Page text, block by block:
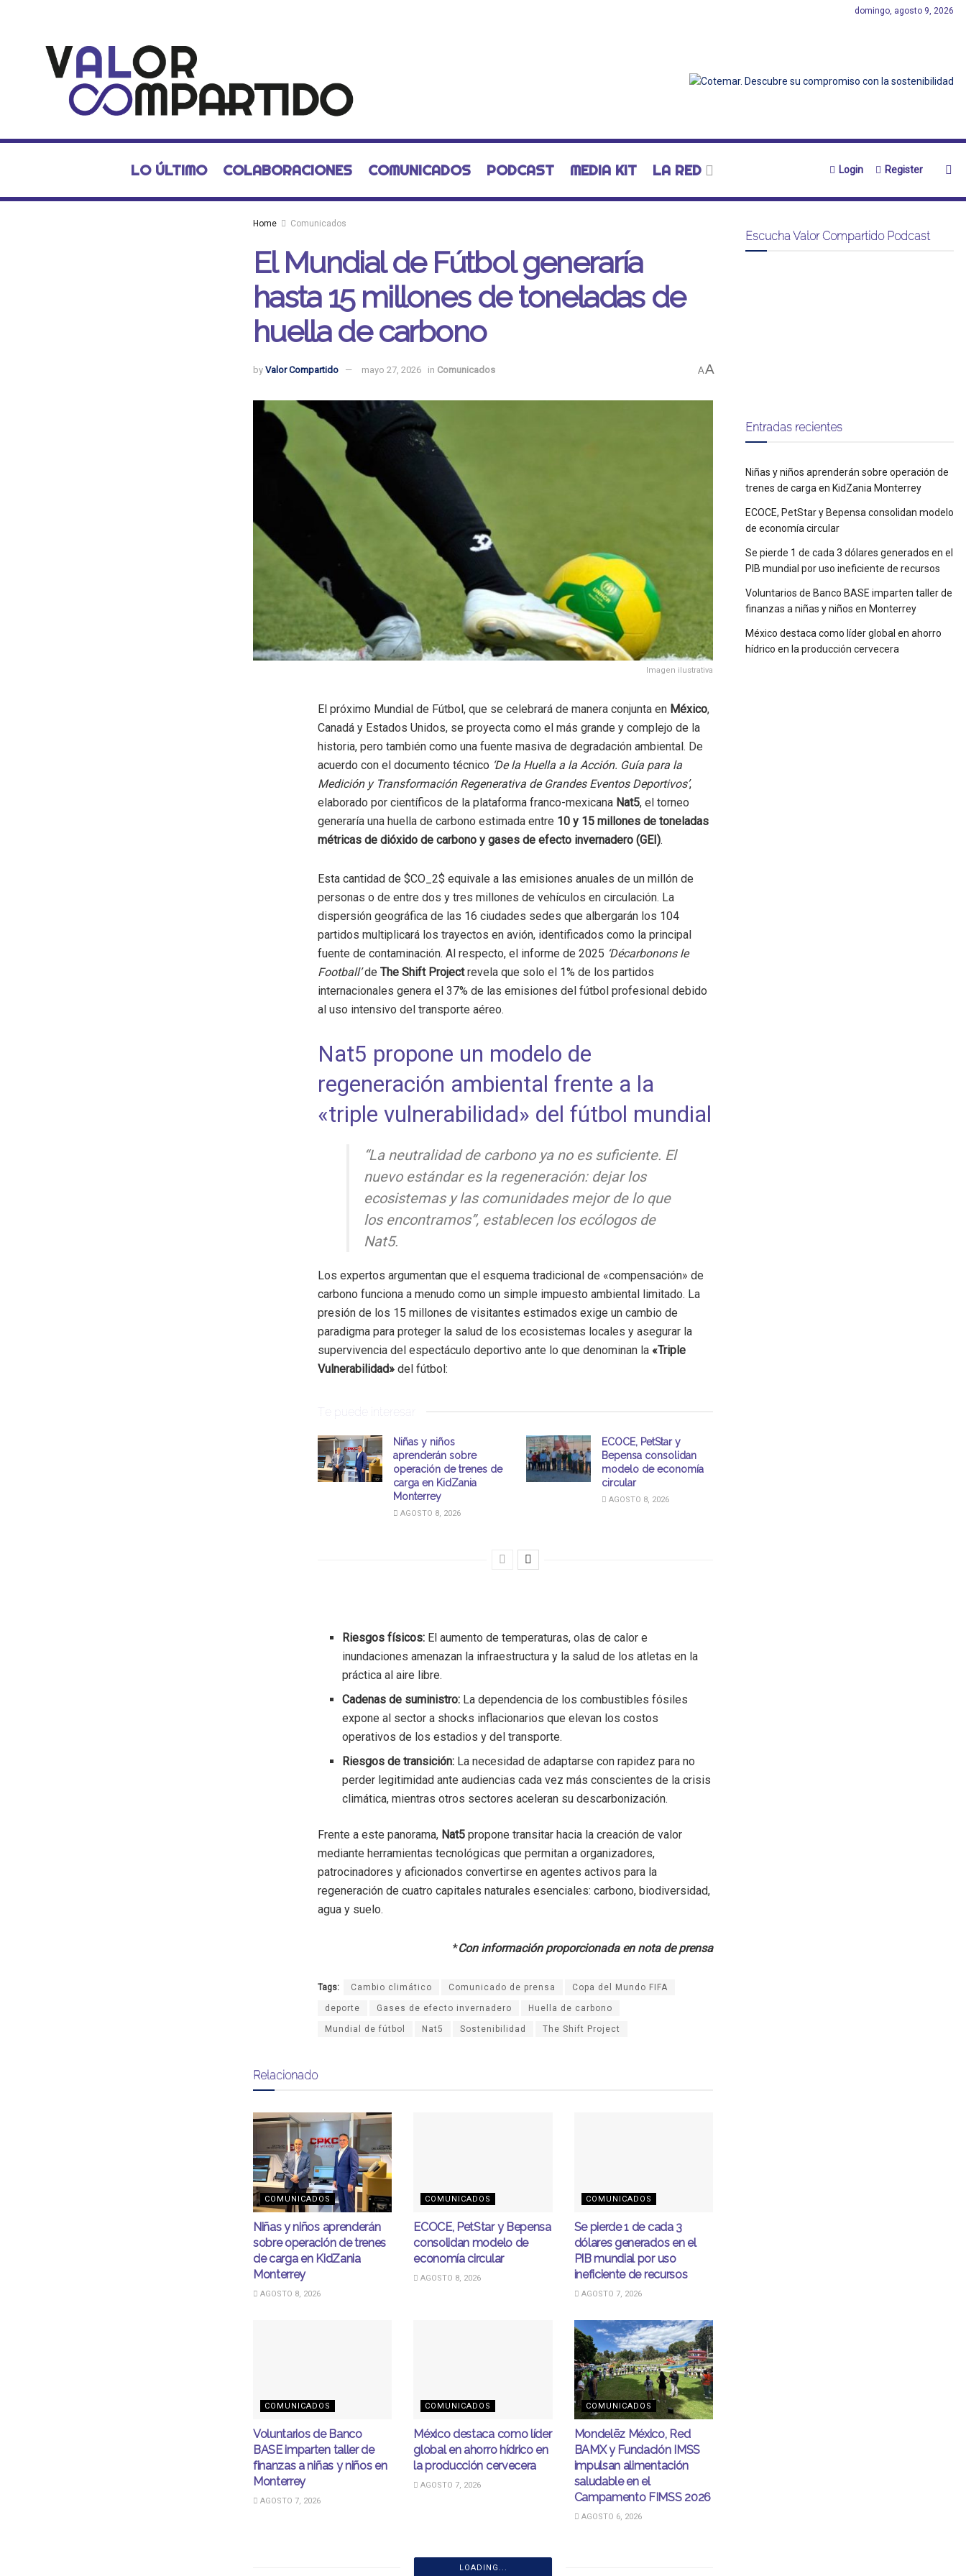
domingo, agosto 9, 2026
LO ÚLTIMO COLABORACIONES COMUNICADOS PODCAST MEDIA KIT LA RED Login Register
Home Comunicados
El Mundial de Fútbol generaría
hasta 15 millones de toneladas de
huella de carbono
by Valor Compartido mayo 27, 2026 in Comunicados AA
Imagen ilustrativa
El próximo Mundial de Fútbol, que se celebrará de manera conjunta en México,
Canadá y Estados Unidos, se proyecta como el más grande y complejo de la
historia, pero también como una fuente masiva de degradación ambiental. De
acuerdo con el documento técnico ‘De la Huella a la Acción. Guía para la
Medición y Transformación Regenerativa de Grandes Eventos Deportivos’,
elaborado por científicos de la plataforma franco-mexicana Nat5, el torneo
generaría una huella de carbono estimada entre 10 y 15 millones de toneladas
métricas de dióxido de carbono y gases de efecto invernadero (GEI).
Esta cantidad de $CO_2$ equivale a las emisiones anuales de un millón de
personas o de entre dos y tres millones de vehículos en circulación. La
dispersión geográfica de las 16 ciudades sedes que albergarán los 104
partidos multiplicará los trayectos en avión, identificados como la principal
fuente de contaminación. Al respecto, el informe de 2025 ‘Décarbonons le
Football’de The Shift Projectrevela que solo el 1% de los partidos
internacionales genera el 37% de las emisiones del fútbol profesional debido
al uso intensivo del transporte aéreo.
Nat5 propone un modelo de
regeneración ambiental frente a la
«triple vulnerabilidad» del fútbol mundial
“La neutralidad de carbono ya no es suficiente. El
nuevo estándar es la regeneración: dejar los
ecosistemas y las comunidades mejor de lo que
los encontramos”, establecen los ecólogos de
Nat5.
Los expertos argumentan que el esquema tradicional de «compensación» de
carbono funciona a menudo como un simple impuesto ambiental limitado. La
presión de los 15 millones de visitantes estimados exige un cambio de
paradigma para proteger la salud de los ecosistemas locales y asegurar la
supervivencia del espectáculo deportivo ante lo que denominan la «Triple
Vulnerabilidad» del fútbol:
Te puede interesar
Niñas y niños
aprenderán sobre
operación de trenes de
carga en KidZania
Monterrey
AGOSTO 8, 2026
ECOCE, PetStar y
Bepensa consolidan
modelo de economía
circular
AGOSTO 8, 2026
Riesgos físicos: El aumento de temperaturas, olas de calor e
inundaciones amenazan la infraestructura y la salud de los atletas en la
práctica al aire libre.
Cadenas de suministro: La dependencia de los combustibles fósiles
expone al sector a shocks inflacionarios que elevan los costos
operativos de los estadios y del transporte.
Riesgos de transición: La necesidad de adaptarse con rapidez para no
perder legitimidad ante audiencias cada vez más conscientes de la crisis
climática, mientras otros sectores aceleran su descarbonización.
Frente a este panorama, Nat5 propone transitar hacia la creación de valor
mediante herramientas tecnológicas que permitan a organizadores,
patrocinadores y aficionados convertirse en agentes activos para la
regeneración de cuatro capitales naturales esenciales: carbono, biodiversidad,
agua y suelo.
*Con información proporcionada en nota de prensa
Tags: Cambio climático Comunicado de prensa Copa del Mundo FIFA
deporte Gases de efecto invernadero Huella de carbono
Mundial de fútbol Nat5 Sostenibilidad The Shift Project
Relacionado
COMUNICADOS
Niñas y niños aprenderán
sobre operación de trenes
de carga en KidZania
Monterrey
AGOSTO 8, 2026
COMUNICADOS
ECOCE, PetStar y Bepensa
consolidan modelo de
economía circular
AGOSTO 8, 2026
COMUNICADOS
Se pierde 1 de cada 3
dólares generados en el
PIB mundial por uso
ineficiente de recursos
AGOSTO 7, 2026
COMUNICADOS
Voluntarios de Banco
BASE imparten taller de
finanzas a niñas y niños en
Monterrey
AGOSTO 7, 2026
COMUNICADOS
México destaca como líder
global en ahorro hídrico en
la producción cervecera
AGOSTO 7, 2026
COMUNICADOS
Mondelēz México, Red
BAMX y Fundación IMSS
impulsan alimentación
saludable en el
Campamento FIMSS 2026
AGOSTO 6, 2026
LOADING...
Escucha Valor Compartido Podcast
Entradas recientes
Niñas y niños aprenderán sobre operación de
trenes de carga en KidZania Monterrey
ECOCE, PetStar y Bepensa consolidan modelo
de economía circular
Se pierde 1 de cada 3 dólares generados en el
PIB mundial por uso ineficiente de recursos
Voluntarios de Banco BASE imparten taller de
finanzas a niñas y niños en Monterrey
México destaca como líder global en ahorro
hídrico en la producción cervecera